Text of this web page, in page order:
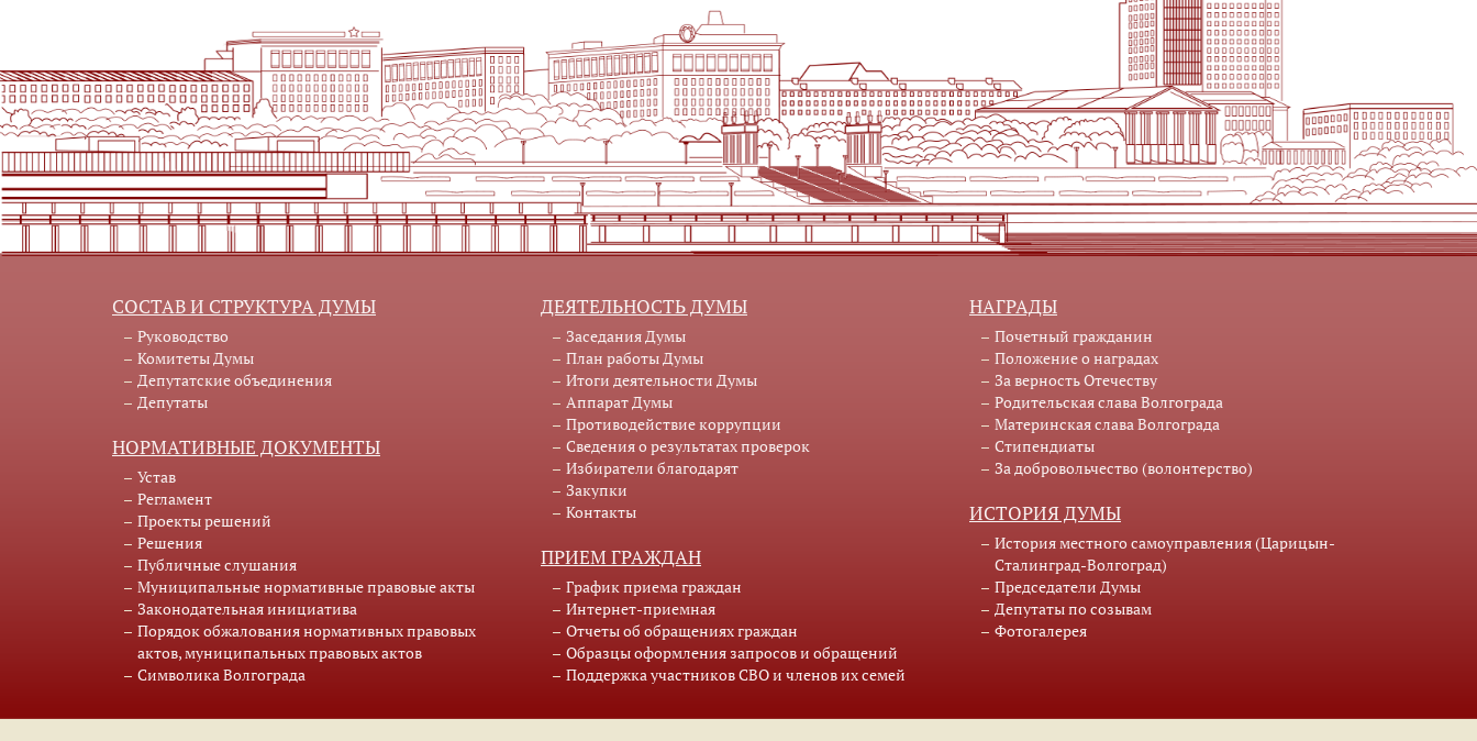
СОСТАВ И СТРУКТУРА ДУМЫ
Руководство
Комитеты Думы
Депутатские объединения
Депутаты
НОРМАТИВНЫЕ ДОКУМЕНТЫ
Устав
Регламент
Проекты решений
Решения
Публичные слушания
Муниципальные нормативные правовые акты
Законодательная инициатива
Порядок обжалования нормативных правовых
актов, муниципальных правовых актов
Символика Волгограда
ДЕЯТЕЛЬНОСТЬ ДУМЫ
Заседания Думы
План работы Думы
Итоги деятельности Думы
Аппарат Думы
Противодействие коррупции
Сведения о результатах проверок
Избиратели благодарят
Закупки
Контакты
ПРИЕМ ГРАЖДАН
График приема граждан
Интернет-приемная
Отчеты об обращениях граждан
Образцы оформления запросов и обращений
Поддержка участников СВО и членов их семей
НАГРАДЫ
Почетный гражданин
Положение о наградах
За верность Отечеству
Родительская слава Волгограда
Материнская слава Волгограда
Стипендиаты
За добровольчество (волонтерство)
ИСТОРИЯ ДУМЫ
История местного самоуправления (Царицын-
Сталинград-Волгоград)
Председатели Думы
Депутаты по созывам
Фотогалерея